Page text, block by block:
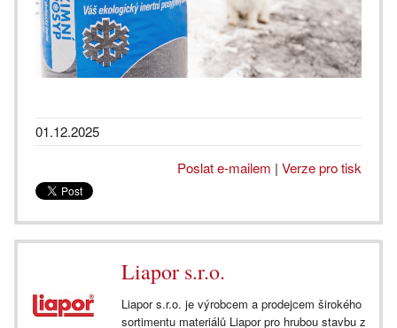
01.12.2025
Poslat e-mailem | Verze pro tisk
Liapor s.r.o.
Liapor s.r.o. je výrobcem a prodejcem širokého
sortimentu materiálů Liapor pro hrubou stavbu z